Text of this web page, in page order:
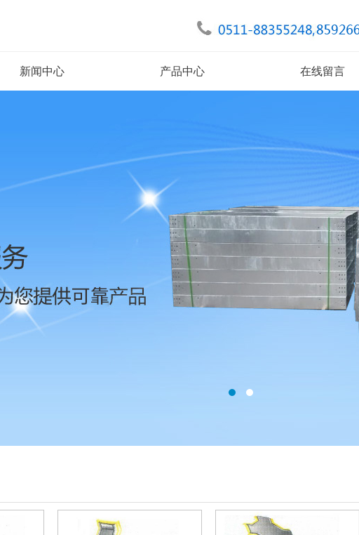
新闻中心 产品中心 在线留言